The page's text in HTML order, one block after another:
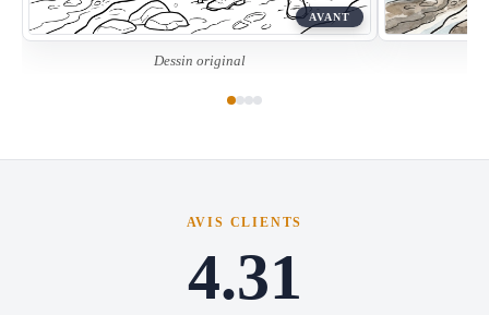
AVANT
Dessin original
AVIS CLIENTS
4.31